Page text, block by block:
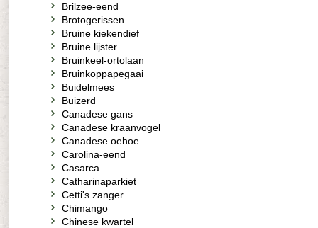
Brilzee-eend
Brotogerissen
Bruine kiekendief
Bruine lijster
Bruinkeel-ortolaan
Bruinkoppapegaai
Buidelmees
Buizerd
Canadese gans
Canadese kraanvogel
Canadese oehoe
Carolina-eend
Casarca
Catharinaparkiet
Cetti's zanger
Chimango
Chinese kwartel